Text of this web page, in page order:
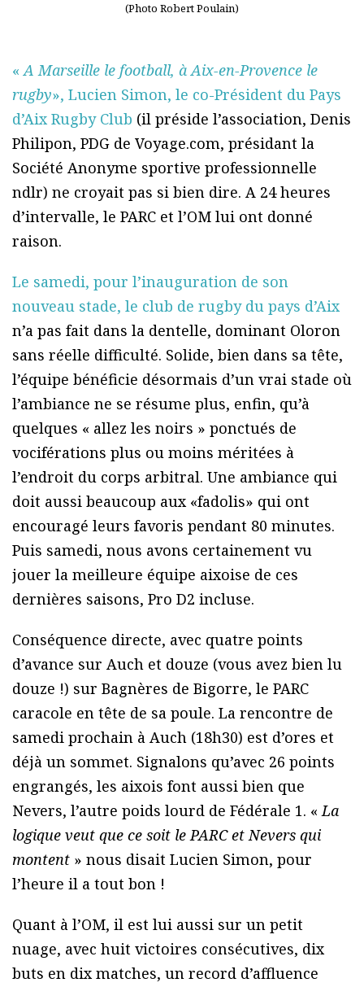
(Photo Robert Poulain)
«A Marseille le football, à Aix-en-Provence le
rugby», Lucien Simon, le co-Président du Pays
d’Aix Rugby Club (il préside l’association, Denis
Philipon, PDG de Voyage.com, présidant la
Société Anonyme sportive professionnelle
ndlr) ne croyait pas si bien dire. A 24 heures
d’intervalle, le PARC et l’OM lui ont donné
raison.
Le samedi, pour l’inauguration de son
nouveau stade, le club de rugby du pays d’Aix
n’a pas fait dans la dentelle, dominant Oloron
sans réelle difficulté. Solide, bien dans sa tête,
l’équipe bénéficie désormais d’un vrai stade où
l’ambiance ne se résume plus, enfin, qu’à
quelques « allez les noirs » ponctués de
vociférations plus ou moins méritées à
l’endroit du corps arbitral. Une ambiance qui
doit aussi beaucoup aux «fadolis» qui ont
encouragé leurs favoris pendant 80 minutes.
Puis samedi, nous avons certainement vu
jouer la meilleure équipe aixoise de ces
dernières saisons, Pro D2 incluse.
Conséquence directe, avec quatre points
d’avance sur Auch et douze (vous avez bien lu
douze !) sur Bagnères de Bigorre, le PARC
caracole en tête de sa poule. La rencontre de
samedi prochain à Auch (18h30) est d’ores et
déjà un sommet. Signalons qu’avec 26 points
engrangés, les aixois font aussi bien que
Nevers, l’autre poids lourd de Fédérale 1. « La
logique veut que ce soit le PARC et Nevers qui
montent » nous disait Lucien Simon, pour
l’heure il a tout bon !
Quant à l’OM, il est lui aussi sur un petit
nuage, avec huit victoires consécutives, dix
buts en dix matches, un record d’affluence